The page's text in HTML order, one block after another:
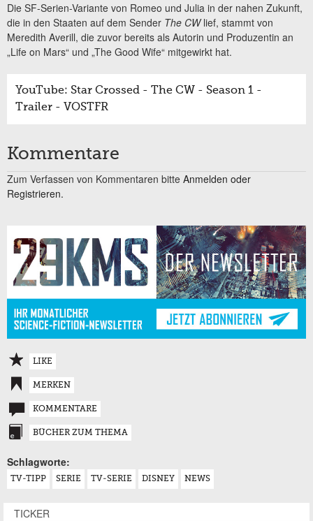
Die SF-Serien-Variante von Romeo und Julia in der nahen Zukunft,
die in den Staaten auf dem Sender The CWlief, stammt von
Meredith Averill, die zuvor bereits als Autorin und Produzentin an
„Life on Mars“ und „The Good Wife“ mitgewirkt hat.
YouTube: Star Crossed - The CW - Season 1 -
Trailer - VOSTFR
Kommentare
Zum Verfassen von Kommentaren bitte Anmelden oder
Registrieren.
LIKE
MERKEN
KOMMENTARE
BÜCHER ZUM THEMA
Schlagworte:
TV-TIPP SERIE TV-SERIE DISNEY NEWS
TICKER